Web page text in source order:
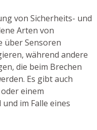
von Sicherheits- und
Arten von
über Sensoren
während andere
die beim Brechen
Es gibt auch
einem
im Falle eines